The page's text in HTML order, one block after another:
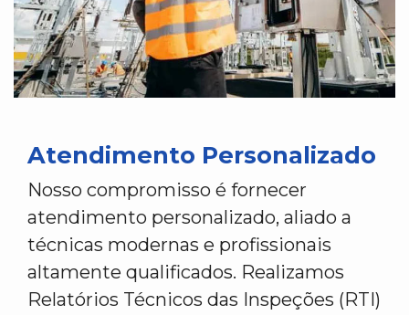
Atendimento Personalizado
Nosso compromisso é fornecer
atendimento personalizado, aliado a
técnicas modernas e profissionais
altamente qualificados. Realizamos
Relatórios Técnicos das Inspeções (RTI)